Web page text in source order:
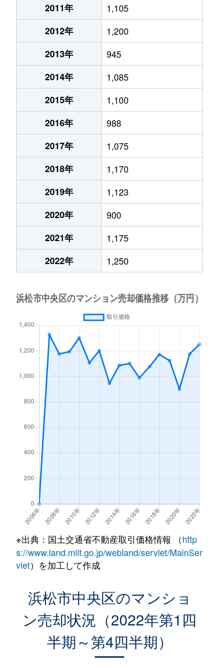
2011年
1,105
2012年
1,200
2013年
945
2014年
1,085
2015年
1,100
2016年
988
2017年
1,075
2018年
1,170
2019年
1,123
2020年
900
2021年
1,175
2022年
1,250
※出典：国土交通省不動産取引価格情報 （http
s://www.land.mlit.go.jp/webland/servlet/MainSer
vlet）を加工して作成
浜松市中央区のマンショ
ン売却状況（2022年第1四
半期～第4四半期）